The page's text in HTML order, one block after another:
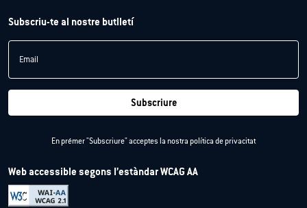
Subscriu-te al nostre butlletí
Email
Subscriure
En prémer "Subscriure" acceptes la nostra política de privacitat
Web accessible segons l’estàndar WCAG AA